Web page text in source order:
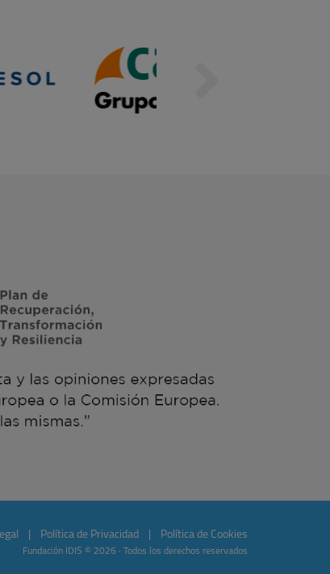
Política de Privacidad Política de Cookies
Fundación IDIS © 2026 · Todos los derechos reservados